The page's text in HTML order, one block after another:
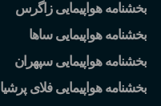
بخشنامه هواپیمایی زاگرس
بخشنامه هواپیمایی ساها
بخشنامه هواپیمایی سپهران
بخشنامه هواپیمایی فلای پرشیا